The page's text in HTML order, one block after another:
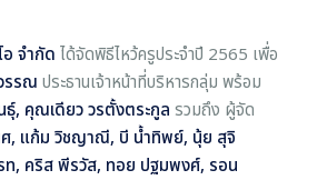
อ จำกัด ได้จัดพิธีไหว้ครูประจำปี 2565 เพื่อ
รรณ ประธานเจ้าหน้าที่บริหารกลุ่ม พร้อม
คุณเดียว วรตั้งตระกูล รวมถึง ผู้จัด
, แก้ม วิชญาณี, บี น้ำทิพย์, นุ้ย สุจิ
, คริส พีรวัส, ทอย ปฐมพงศ์, รอน